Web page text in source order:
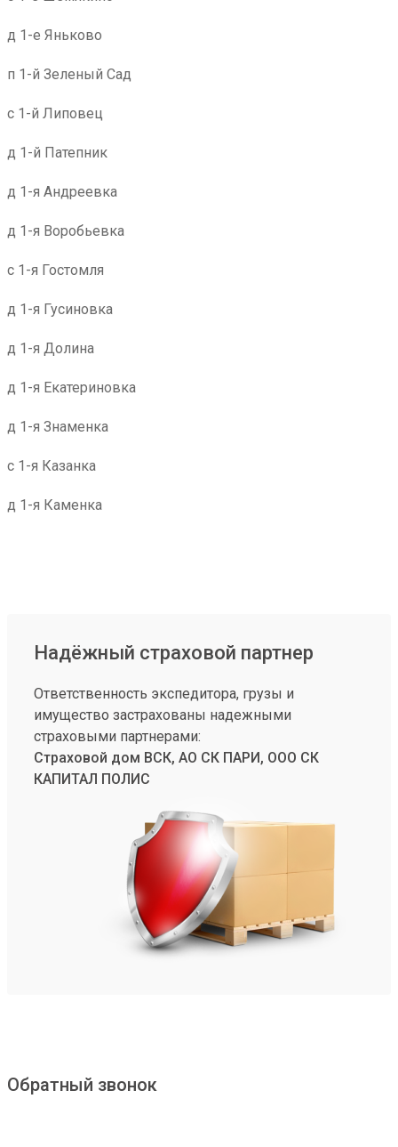
д 1-е Яньково
п 1-й Зеленый Сад
с 1-й Липовец
д 1-й Патепник
д 1-я Андреевка
д 1-я Воробьевка
с 1-я Гостомля
д 1-я Гусиновка
д 1-я Долина
д 1-я Екатериновка
д 1-я Знаменка
с 1-я Казанка
д 1-я Каменка
Надёжный страховой партнер
Ответственность экспедитора, грузы и
имущество застрахованы надежными
страховыми партнерами:
Страховой дом ВСК, АО СК ПАРИ, ООО СК
КАПИТАЛ ПОЛИС
Обратный звонок